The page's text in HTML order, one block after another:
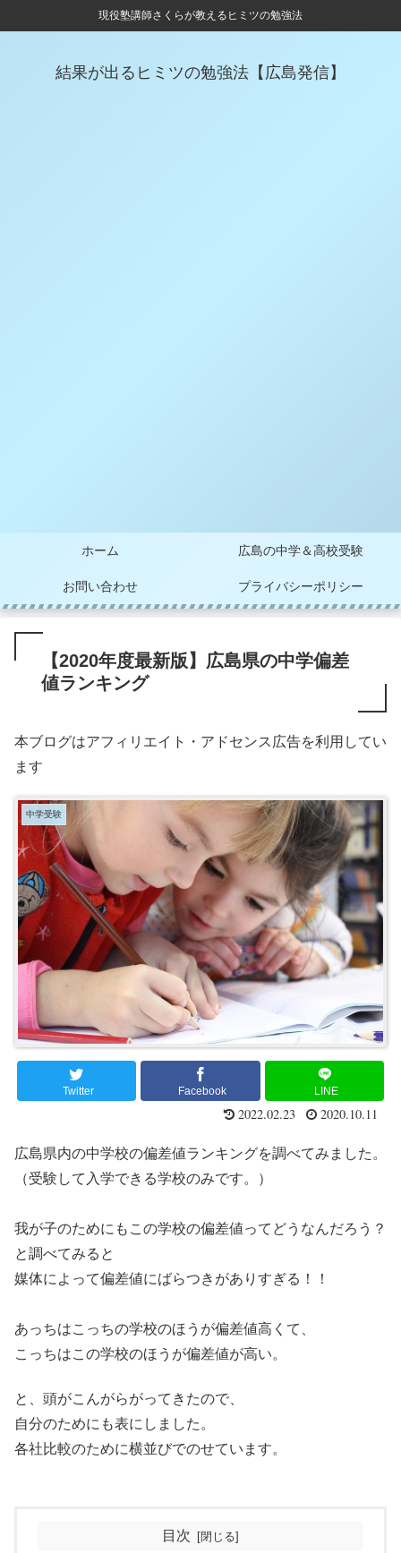
現役塾講師さくらが教えるヒミツの勉強法
結果が出るヒミツの勉強法【広島発信】
ホーム 広島の中学＆高校受験
お問い合わせ プライバシーポリシー
【2020年度最新版】広島県の中学偏差
値ランキング
本ブログはアフィリエイト・アドセンス広告を利用してい
ます
中学受験
Twitter Facebook LINE
2022.02.23 2020.10.11
広島県内の中学校の偏差値ランキングを調べてみました。
（受験して入学できる学校のみです。）
我が子のためにもこの学校の偏差値ってどうなんだろう？
と調べてみると
媒体によって偏差値にばらつきがありすぎる！！
あっちはこっちの学校のほうが偏差値高くて、
こっちはこの学校のほうが偏差値が高い。
と、頭がこんがらがってきたので、
自分のためにも表にしました。
各社比較のために横並びでのせています。
目次